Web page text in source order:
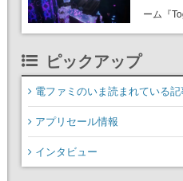
前のめ
ーム『
界の古代
つのバ
ピックアップ
電ファミのいま読まれている
アプリセール情報
インタビュー